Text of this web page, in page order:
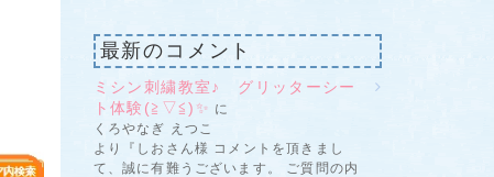
最新のコメント
ミシン刺繍教室♪ グリッターシー
ト体験(≧▽≦)✨ に
くろやなぎ えつこ
より『しおさん様 コメントを頂きまし
て、誠に有難うございます。 ご質問の内